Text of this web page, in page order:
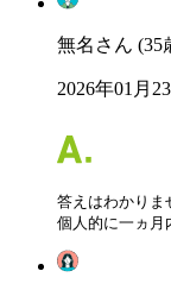
無名さん (35
2026年01月
答えはわかりま
個人的に一ヵ月